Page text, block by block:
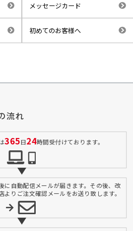
メッセージカード
初めてのお客様へ
流れ
365日24時間受付けております。
に自動配信メールが届きます。その後、改
よりご注文確認メールをお送り致します。